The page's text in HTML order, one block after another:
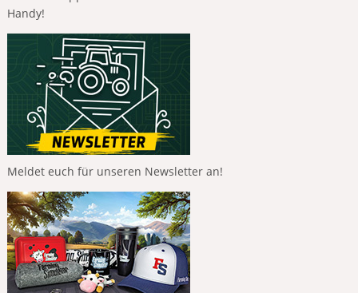
Handy!
Meldet euch für unseren Newsletter an!